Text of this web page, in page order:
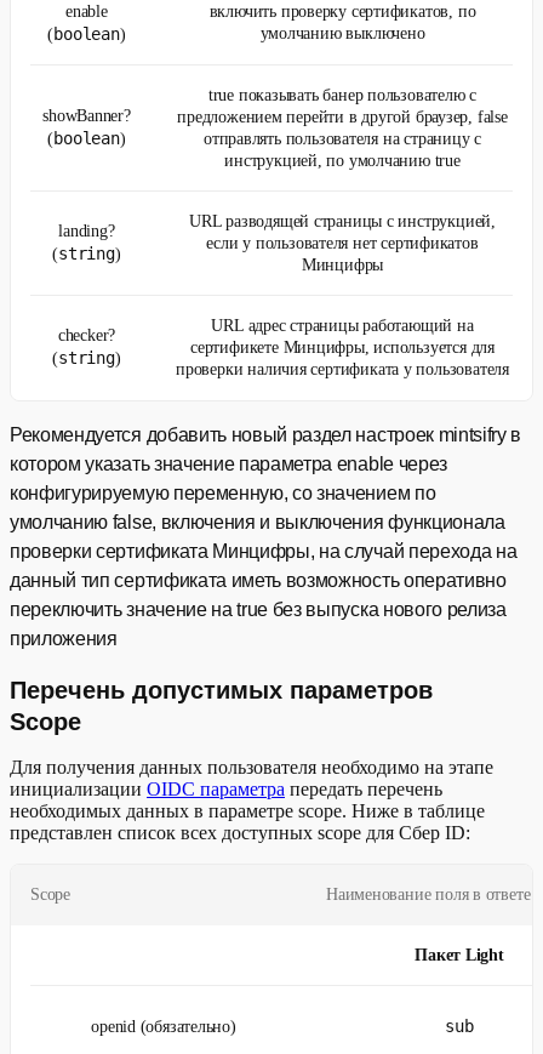
enable
(boolean)
включить проверку сертификатов, по
умолчанию выключено
showBanner?
(boolean)
true показывать банер пользователю с
предложением перейти в другой браузер, false
отправлять пользователя на страницу с
инструкцией, по умолчанию true
landing?
(string)
URL разводящей страницы с инструкцией,
если у пользователя нет сертификатов
Минцифры
checker?
(string)
URL адрес страницы работающий на
сертификете Минцифры, используется для
проверки наличия сертификата у пользователя
Рекомендуется добавить новый раздел настроек mintsifry в
котором указать значение параметра enable через
конфигурируемую переменную, со значением по
умолчанию false, включения и выключения функционала
проверки сертификата Минцифры, на случай перехода на
данный тип сертификата иметь возможность оперативно
переключить значение на true без выпуска нового релиза
приложения
Перечень допустимых параметров
Scope
Для получения данных пользователя необходимо на этапе
инициализации OIDC параметра передать перечень
необходимых данных в параметре scope. Ниже в таблице
представлен список всех доступных scope для Сбер ID:
Scope Наименование поля в ответе
Пакет Light
openid (обязательно) sub